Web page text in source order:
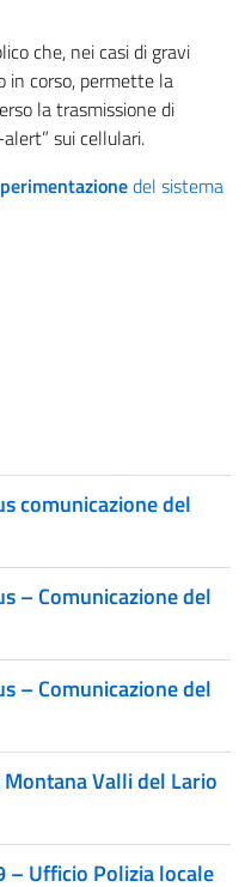
che, nei casi di gravi
in corso, permette la
la trasmissione di
sui cellulari.
del sistema
comunicazione del
– Comunicazione del
– Comunicazione del
Valli del Lario
– Ufficio Polizia locale